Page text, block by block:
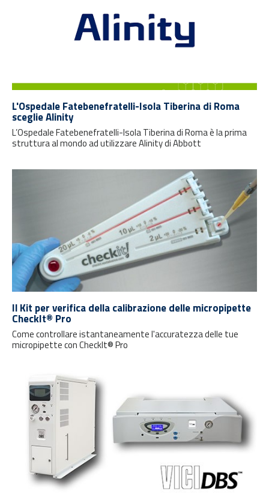
L'Ospedale Fatebenefratelli-Isola Tiberina di Roma
sceglie Alinity
L’Ospedale Fatebenefratelli-Isola Tiberina di Roma è la prima
struttura al mondo ad utilizzare Alinity di Abbott
Il Kit per verifica della calibrazione delle micropipette
CheckIt® Pro
Come controllare istantaneamente l'accuratezza delle tue
micropipette con CheckIt® Pro